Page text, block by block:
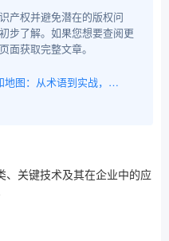
产权并避免潜在的版权问
步了解。如果您想要查阅更
面获取完整文章。
营销人必备的AI认知地图：从术语到实战，别被技术甩在后面。
、关键技术及其在企业中的应